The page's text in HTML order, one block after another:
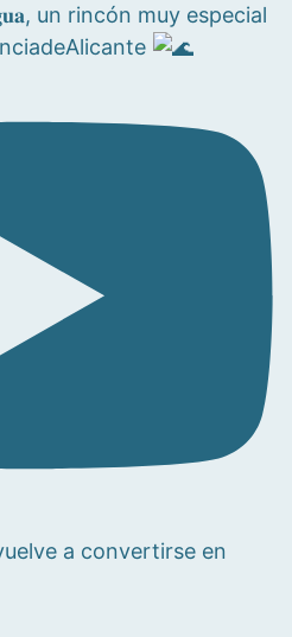
un rincón muy especial
a convertirse en